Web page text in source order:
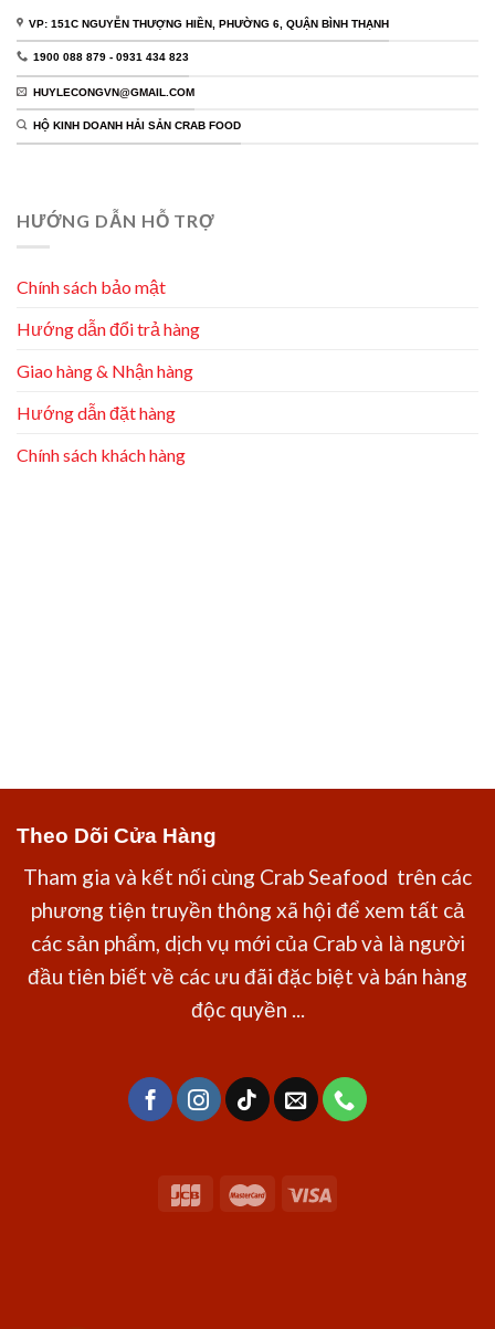
VP: 151C NGUYỄN THƯỢNG HIỀN, PHƯỜNG 6, QUẬN BÌNH THẠNH
1900 088 879 - 0931 434 823
HUYLECONGVN@GMAIL.COM
HỘ KINH DOANH HẢI SẢN CRAB FOOD
HƯỚNG DẪN HỖ TRỢ
Chính sách bảo mật
Hướng dẫn đổi trả hàng
Giao hàng & Nhận hàng
Hướng dẫn đặt hàng
Chính sách khách hàng
Theo Dõi Cửa Hàng
Tham gia và kết nối cùng Crab Seafood trên các
phương tiện truyền thông xã hội để xem tất cả
các sản phẩm, dịch vụ mới của Crab và là người
đầu tiên biết về các ưu đãi đặc biệt và bán hàng
độc quyền ...